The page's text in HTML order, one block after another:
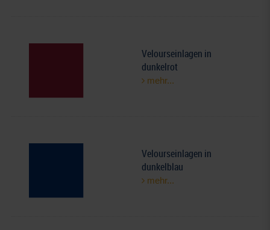
Velourseinlagen in
dunkelrot
mehr...
Velourseinlagen in
dunkelblau
mehr...